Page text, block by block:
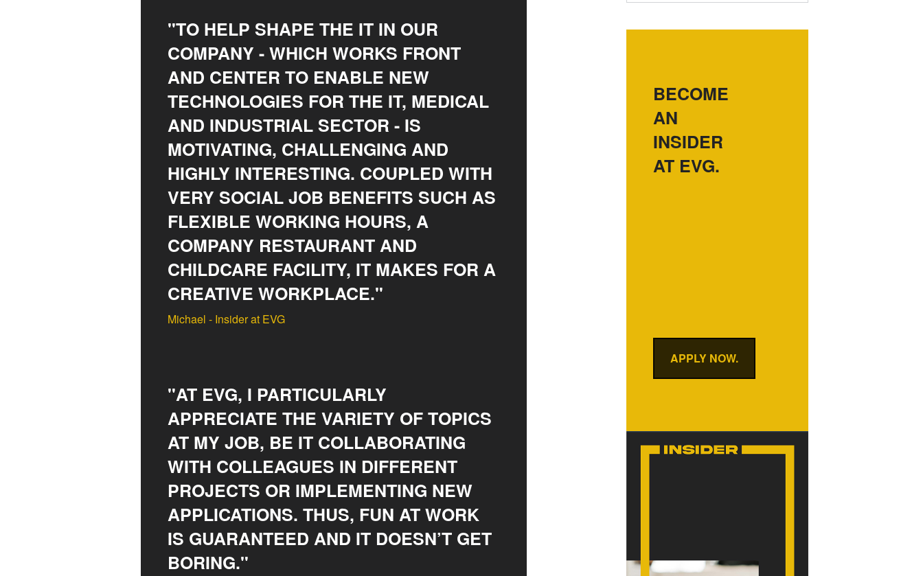
"TO HELP SHAPE THE IT IN OUR
COMPANY - WHICH WORKS FRONT
AND CENTER TO ENABLE NEW
TECHNOLOGIES FOR THE IT, MEDICAL
AND INDUSTRIAL SECTOR - IS
MOTIVATING, CHALLENGING AND
HIGHLY INTERESTING. COUPLED WITH
VERY SOCIAL JOB BENEFITS SUCH AS
FLEXIBLE WORKING HOURS, A
COMPANY RESTAURANT AND
CHILDCARE FACILITY, IT MAKES FOR A
CREATIVE WORKPLACE."
Michael - Insider at EVG
"AT EVG, I PARTICULARLY
APPRECIATE THE VARIETY OF TOPICS
AT MY JOB, BE IT COLLABORATING
WITH COLLEAGUES IN DIFFERENT
PROJECTS OR IMPLEMENTING NEW
APPLICATIONS. THUS, FUN AT WORK
IS GUARANTEED AND IT DOESN’T GET
BORING."
BECOME
AN
INSIDER
AT EVG.
APPLY NOW.